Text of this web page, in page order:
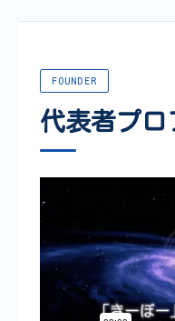
FOUNDER
代表者プロ